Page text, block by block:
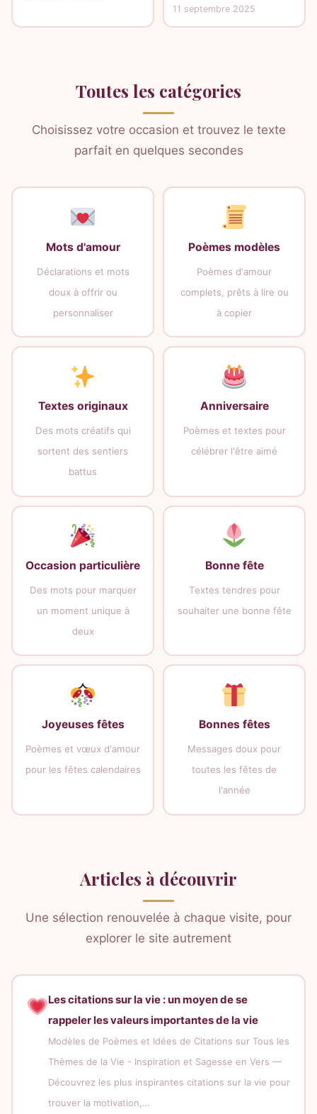
11 septembre 2025
Toutes les catégories
Choisissez votre occasion et trouvez le texte
parfait en quelques secondes
Mots d'amour
Déclarations et mots
doux à offrir ou
personnaliser
Poèmes modèles
Poèmes d'amour
complets, prêts à lire ou
à copier
Textes originaux
Des mots créatifs qui
sortent des sentiers
battus
Anniversaire
Poèmes et textes pour
célébrer l'être aimé
Occasion particulière
Des mots pour marquer
un moment unique à
deux
Bonne fête
Textes tendres pour
souhaiter une bonne fête
Joyeuses fêtes
Poèmes et vœux d'amour
pour les fêtes calendaires
Bonnes fêtes
Messages doux pour
toutes les fêtes de
l'année
Articles à découvrir
Une sélection renouvelée à chaque visite, pour
explorer le site autrement
Les citations sur la vie : un moyen de se
rappeler les valeurs importantes de la vie
Modèles de Poèmes et Idées de Citations sur Tous les
Thèmes de la Vie - Inspiration et Sagesse en Vers —
Découvrez les plus inspirantes citations sur la vie pour
trouver la motivation,…